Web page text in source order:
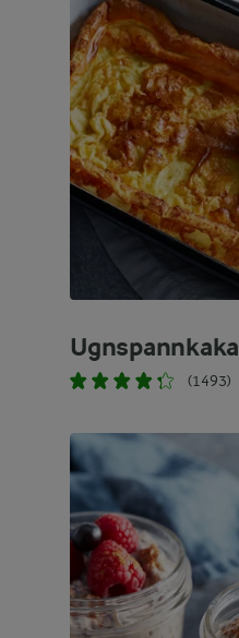
Ugnspannkaka
(1493)